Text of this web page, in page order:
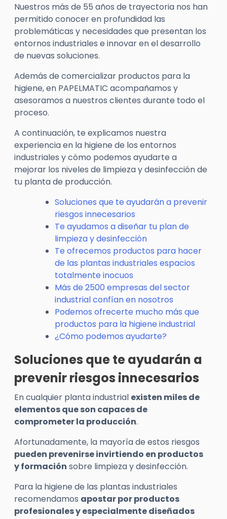
Nuestros más de 55 años de trayectoria nos han
permitido conocer en profundidad las
problemáticas y necesidades que presentan los
entornos industriales e innovar en el desarrollo
de nuevas soluciones.
Además de comercializar productos para la
higiene, en PAPELMATIC acompañamos y
asesoramos a nuestros clientes durante todo el
proceso.
A continuación, te explicamos nuestra
experiencia en la higiene de los entornos
industriales y cómo podemos ayudarte a
mejorar los niveles de limpieza y desinfección de
tu planta de producción.
Soluciones que te ayudarán a prevenir
riesgos innecesarios
Te ayudamos a diseñar tu plan de
limpieza y desinfección
Te ofrecemos productos para hacer
de las plantas industriales espacios
totalmente inocuos
Más de 2500 empresas del sector
industrial confían en nosotros
Podemos ofrecerte mucho más que
productos para la higiene industrial
¿Cómo podemos ayudarte?
Soluciones que te ayudarán a
prevenir riesgos innecesarios
En cualquier planta industrial existen miles de
elementos que son capaces de
comprometer la producción.
Afortunadamente, la mayoría de estos riesgos
pueden prevenirse invirtiendo en productos
y formación sobre limpieza y desinfección.
Para la higiene de las plantas industriales
recomendamos apostar por productos
profesionales y especialmente diseñados